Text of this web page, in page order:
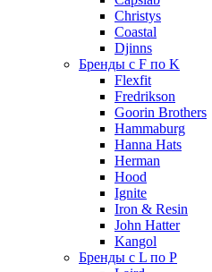
Christys
Coastal
Djinns
Бренды с F по K
Flexfit
Fredrikson
Goorin Brothers
Hammaburg
Hanna Hats
Herman
Hood
Ignite
Iron & Resin
John Hatter
Kangol
Бренды с L по P